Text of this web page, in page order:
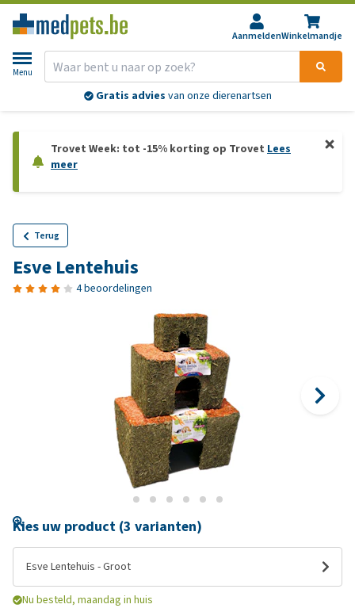
AanmeldenWinkelmandje
Menu
Gratis advies van onze dierenartsen
Trovet Week: tot -15% korting op Trovet Lees
meer
Terug
Esve Lentehuis
4 beoordelingen
Kies uw product (3 varianten)
Esve Lentehuis - Groot
Nu besteld, maandag in huis